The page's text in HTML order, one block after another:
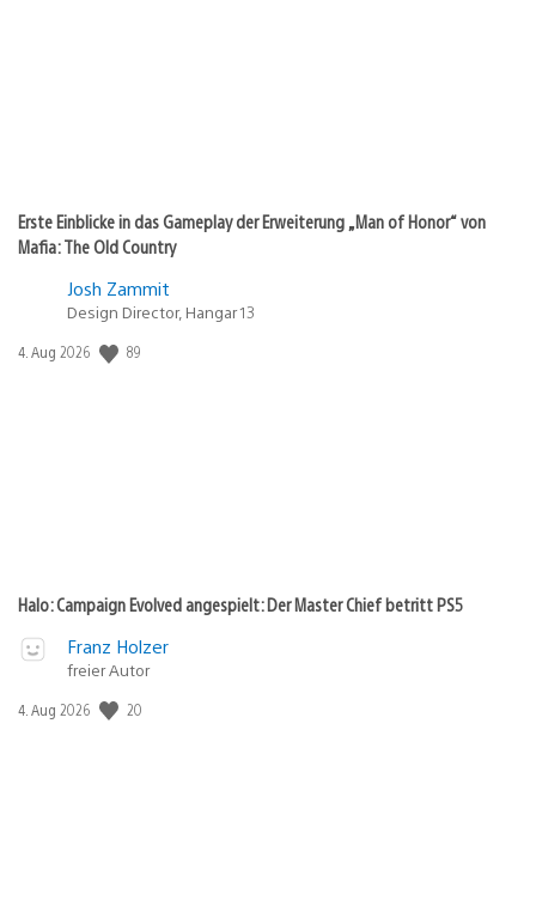
Erste Einblicke in das Gameplay der Erweiterung „Man of Honor“ von
Mafia: The Old Country
Josh Zammit
Design Director, Hangar 13
Veröffentlichungsdatum:
4. Aug 2026 89
Halo: Campaign Evolved angespielt: Der Master Chief betritt PS5
Franz Holzer
freier Autor
Veröffentlichungsdatum:
4. Aug 2026 20